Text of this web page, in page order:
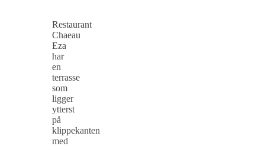
Restaurant
Chaeau
Eza
har
en
terrasse
som
ligger
ytterst
på
klippekanten
med